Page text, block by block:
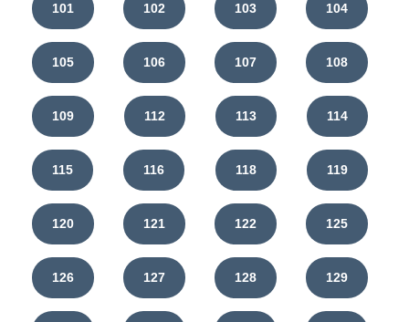
101 102 103 104
105 106 107 108
109 112 113 114
115 116 118 119
120 121 122 125
126 127 128 129